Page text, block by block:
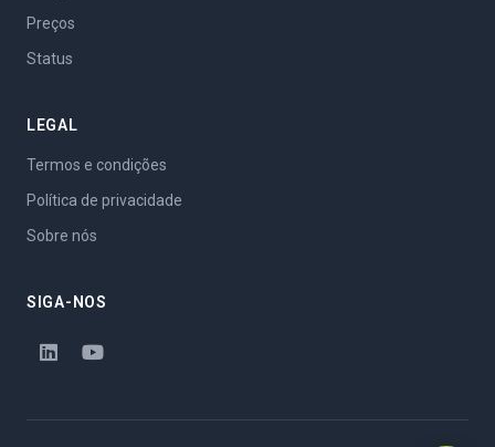
Preços
Status
LEGAL
Termos e condições
Política de privacidade
Sobre nós
SIGA-NOS